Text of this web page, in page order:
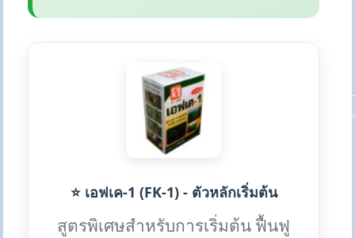
⭐ เอฟเค-1 (FK-1) - ตัวหลักเริ่มต้น
สูตรพิเศษสำหรับการเริ่มต้น ฟื้นฟู